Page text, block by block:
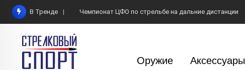
Skip
content
В Тренде Чемпионат ЦФО по стрельбе на дальние дистанции
Оружие Аксессуары